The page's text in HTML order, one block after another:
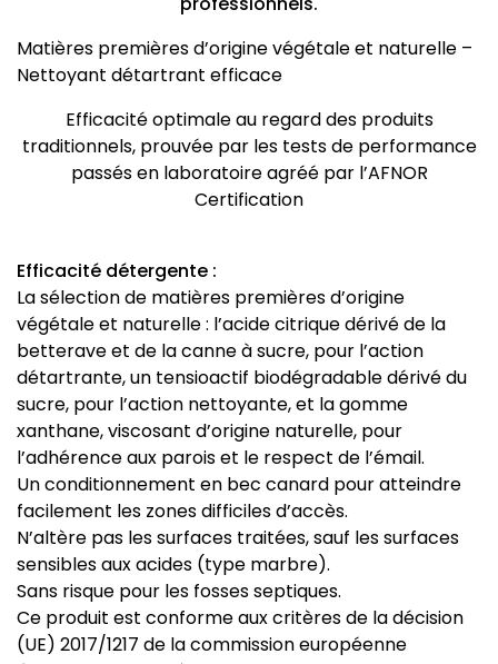
Matières premières d’origine végétale et naturelle –
Nettoyant détartrant efficace
Efficacité optimale au regard des produits
traditionnels, prouvée par les tests de performance
passés en laboratoire agréé par l’AFNOR
Certification
Efficacité détergente :
La sélection de matières premières d’origine
végétale et naturelle : l’acide citrique dérivé de la
betterave et de la canne à sucre, pour l’action
détartrante, un tensioactif biodégradable dérivé du
sucre, pour l’action nettoyante, et la gomme
xanthane, viscosant d’origine naturelle, pour
l’adhérence aux parois et le respect de l’émail.
Un conditionnement en bec canard pour atteindre
facilement les zones difficiles d’accès.
N’altère pas les surfaces traitées, sauf les surfaces
sensibles aux acides (type marbre).
Sans risque pour les fosses septiques.
Ce produit est conforme aux critères de la décision
(UE) 2017/1217 de la commission européenne